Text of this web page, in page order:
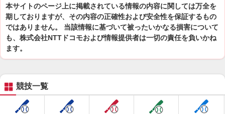
本サイトのページ上に掲載されている情報の内容に関しては万全を
期しておりますが、その内容の正確性および安全性を保証するもの
ではありません。 当該情報に基づいて被ったいかなる損害について
も、株式会社NTTドコモおよび情報提供者は一切の責任を負いかね
ます。
競技一覧